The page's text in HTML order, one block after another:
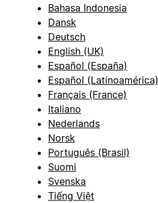
Bahasa Indonesia
Dansk
Deutsch
English (UK)
Español (España)
Español (Latinoamérica)
Français (France)
Italiano
Nederlands
Norsk
Português (Brasil)
Suomi
Svenska
Tiếng Việt